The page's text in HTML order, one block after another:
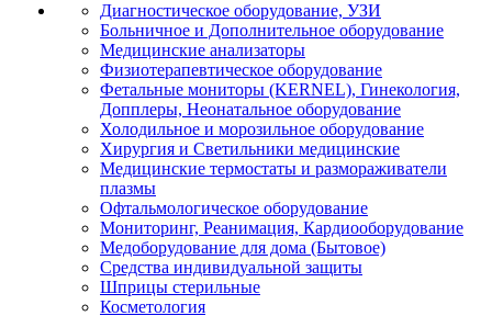
Диагностическое оборудование, УЗИ
Больничное и Дополнительное оборудование
Медицинские анализаторы
Физиотерапевтическое оборудование
Фетальные мониторы (KERNEL), Гинекология,
Допплеры, Неонатальное оборудование
Холодильное и морозильное оборудование
Хирургия и Светильники медицинские
Медицинские термостаты и размораживатели
плазмы
Офтальмологическое оборудование
Мониторинг, Реанимация, Кардиооборудование
Медоборудование для дома (Бытовое)
Средства индивидуальной защиты
Шприцы стерильные
Косметология